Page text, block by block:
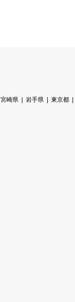
宮崎県 岩手県 東京都